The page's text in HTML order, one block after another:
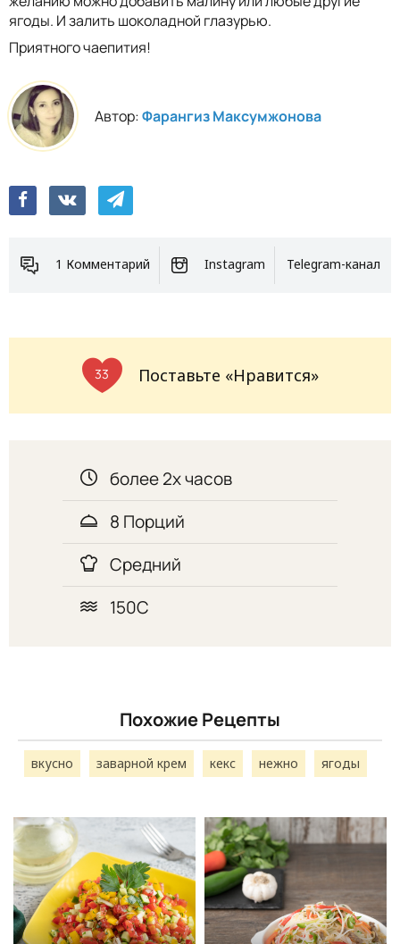
ягоды. И залить шоколадной глазурью.
Приятного чаепития!
Автор:Фарангиз Максумжонова
1 Комментарий Instagram Telegram-канал
33 Поставьте «Нравится»
более 2х часов
8 Порций
Средний
150С
Похожие Рецепты
вкусно заварной крем кекс нежно ягоды